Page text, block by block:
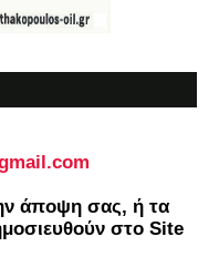
άποψη σας, ή τα
στο Site